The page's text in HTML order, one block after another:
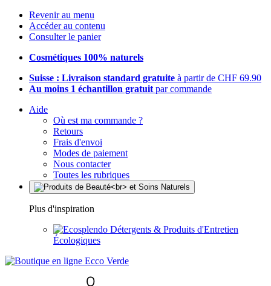
Revenir au menu
Accéder au contenu
Consulter le panier
Cosmétiques 100% naturels
Suisse : Livraison standard gratuite à partir de CHF 69.90
Au moins 1 échantillon gratuit par commande
Aide
Où est ma commande ?
Retours
Frais d'envoi
Modes de paiement
Nous contacter
Toutes les rubriques
Plus d'inspiration
Détergents & Produits d'Entretien
Écologiques